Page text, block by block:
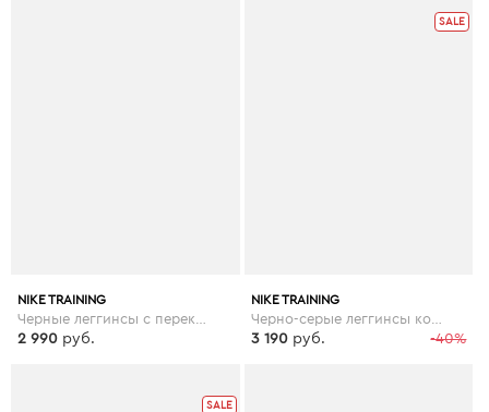
NIKE TRAINING
2 990 руб.
SALE
NIKE TRAINING
Черно-серые леггинсы колор блок с завышенной талией Nike Training - Мульти
-40%
3 190 руб.
SALE